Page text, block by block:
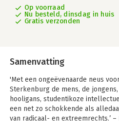
Op voorraad
Nu besteld, dinsdag in huis
Gratis verzonden
Samenvatting
'Met een ongeëvenaarde neus
Sterkenburg de mens, de
hooligans, studentikoze
een net zo schokkende als
van radicaal- en extreemrechts.’ –